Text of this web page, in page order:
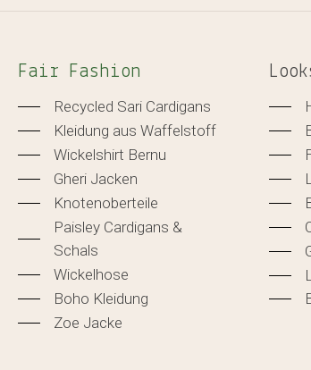
Fair Fashion
Recycled Sari Cardigans
Kleidung aus Waffelstoff
Wickelshirt Bernu
Gheri Jacken
Knotenoberteile
Paisley Cardigans &
Schals
Wickelhose
Boho Kleidung
Zoe Jacke